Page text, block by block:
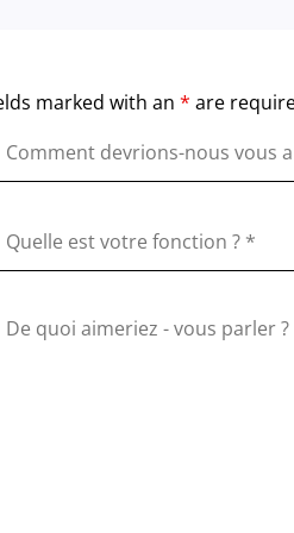
marked with an* are